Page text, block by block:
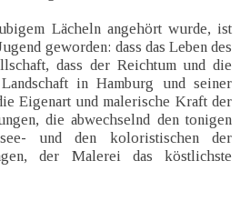
Lächeln angehört wurde, ist
geworden: dass das Leben des
dass der Reichtum und die
in Hamburg und seiner
Eigenart und malerische Kraft der
die abwechselnd den tonigen
und den koloristischen der
der Malerei das köstlichste